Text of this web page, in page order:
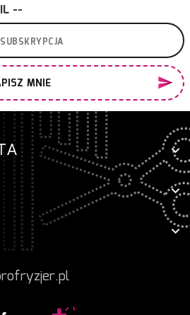
--
MNIE